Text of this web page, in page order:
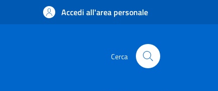
Accedi all'area personale
Cerca